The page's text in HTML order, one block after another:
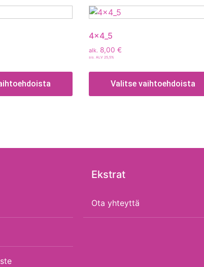
4x4_5
alk. 8,00 €
sis. ALV 25,5%
Valitse vaihtoehdoista
Ekstrat
Ota yhteyttä